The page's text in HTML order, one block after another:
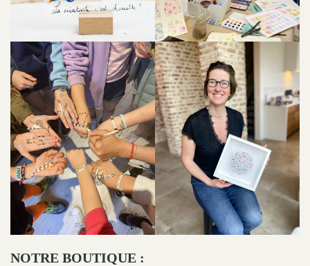
NOTRE BOUTIQUE :